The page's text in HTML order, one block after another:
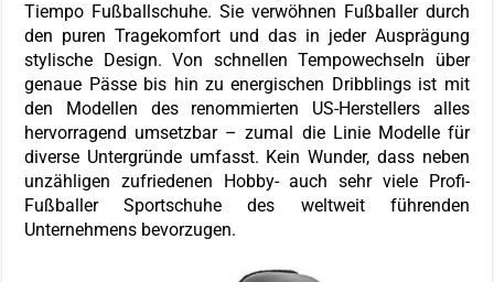
Tiempo Fußballschuhe. Sie verwöhnen Fußballer durch
den puren Tragekomfort und das in jeder Ausprägung
stylische Design. Von schnellen Tempowechseln über
genaue Pässe bis hin zu energischen Dribblings ist mit
den Modellen des renommierten US-Herstellers alles
hervorragend umsetzbar – zumal die Linie Modelle für
diverse Untergründe umfasst. Kein Wunder, dass neben
unzähligen zufriedenen Hobby- auch sehr viele Profi-
Fußballer Sportschuhe des weltweit führenden
Unternehmens bevorzugen.